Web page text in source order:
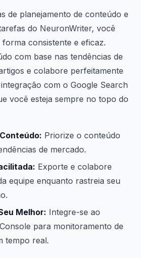
de planejamento de conteúdo e
do NeuronWriter, você
consistente e eficaz.
com base nas tendências de
e colabore perfeitamente
com o Google Search
você esteja sempre no topo do
Priorize o conteúdo
de mercado.
Exporte e colabore
equipe enquanto rastreia seu
Melhor: Integre-se ao
para monitoramento de
tempo real.